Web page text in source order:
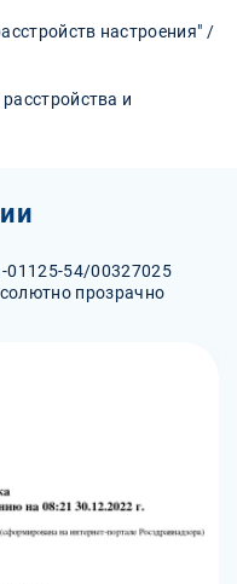
настроения" /
и
01125-54/00327025
прозрачно